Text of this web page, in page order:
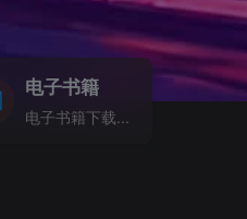
电子书籍
电子书籍下载...